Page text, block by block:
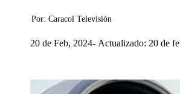
Por: Caracol Televisión
20 de Feb, 2024 Actualizado: 20 de